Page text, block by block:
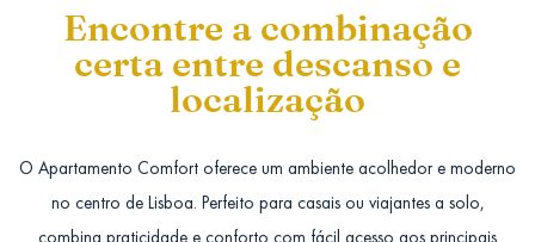
Encontre a combinação
certa entre descanso e
localização
O Apartamento Comfort oferece um ambiente acolhedor e moderno
no centro de Lisboa. Perfeito para casais ou viajantes a solo,
combina praticidade e conforto com fácil acesso aos principais